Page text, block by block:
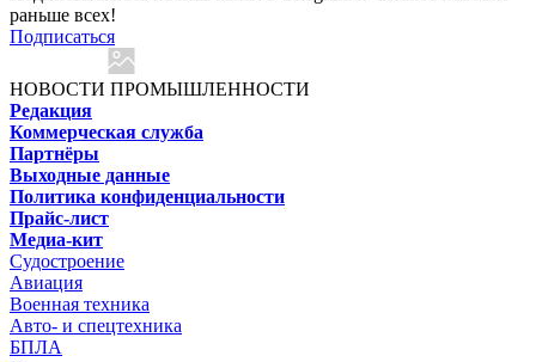
раньше всех!
Подписаться
НОВОСТИ ПРОМЫШЛЕННОСТИ
Редакция
Коммерческая служба
Партнёры
Выходные данные
Политика конфиденциальности
Прайс-лист
Медиа-кит
Судостроение
Авиация
Военная техника
Авто- и спецтехника
БПЛА